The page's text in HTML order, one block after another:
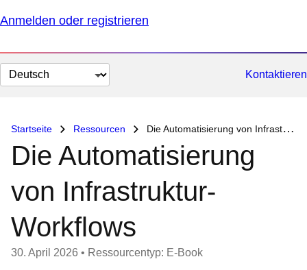
Anmelden oder registrieren
Sprache
auswählen
Kontaktieren
Startseite Ressourcen Die Automatisierung von Infrastruktur-Workflows
Die Automatisierung
von Infrastruktur-
Workflows
30. April 2026 • Ressourcentyp: E-Book